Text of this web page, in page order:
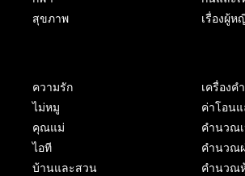
สุขภาพ
เรื่องผู้ห
ความรัก
ไม่หมู
คุณแม่
ไอที
บ้านและสวน
เครื่อง
ค่าโอน
คำนวณ
คำนวณ
คำนวณ